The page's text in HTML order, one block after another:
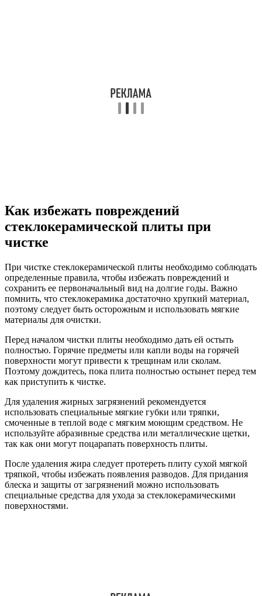
Как избежать повреждений
стеклокерамической плиты при
чистке
При чистке стеклокерамической плиты необходимо соблюдать
определенные правила, чтобы избежать повреждений и
сохранить ее первоначальный вид на долгие годы. Важно
помнить, что стеклокерамика достаточно хрупкий материал,
поэтому следует быть осторожным и использовать мягкие
материалы для очистки.
Перед началом чистки плиты необходимо дать ей остыть
полностью. Горячие предметы или капли воды на горячей
поверхности могут привести к трещинам или сколам.
Поэтому дождитесь, пока плита полностью остынет перед тем
как приступить к чистке.
Для удаления жирных загрязнений рекомендуется
использовать специальные мягкие губки или тряпки,
смоченные в теплой воде с мягким моющим средством. Не
используйте абразивные средства или металлические щетки,
так как они могут поцарапать поверхность плиты.
После удаления жира следует протереть плиту сухой мягкой
тряпкой, чтобы избежать появления разводов. Для придания
блеска и защиты от загрязнений можно использовать
специальные средства для ухода за стеклокерамическими
поверхностями.